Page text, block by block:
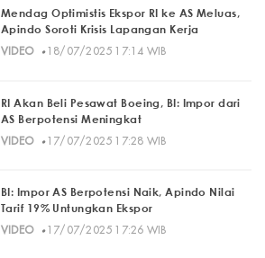
Mendag Optimistis Ekspor RI ke AS Meluas,
Apindo Soroti Krisis Lapangan Kerja
VIDEO· 18/07/2025 17:14 WIB
RI Akan Beli Pesawat Boeing, BI: Impor dari
AS Berpotensi Meningkat
VIDEO· 17/07/2025 17:28 WIB
BI: Impor AS Berpotensi Naik, Apindo Nilai
Tarif 19% Untungkan Ekspor
VIDEO· 17/07/2025 17:26 WIB